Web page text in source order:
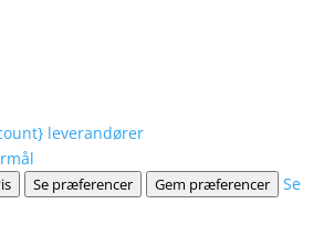
leverandører
Se præferencer Gem præferencer
Se